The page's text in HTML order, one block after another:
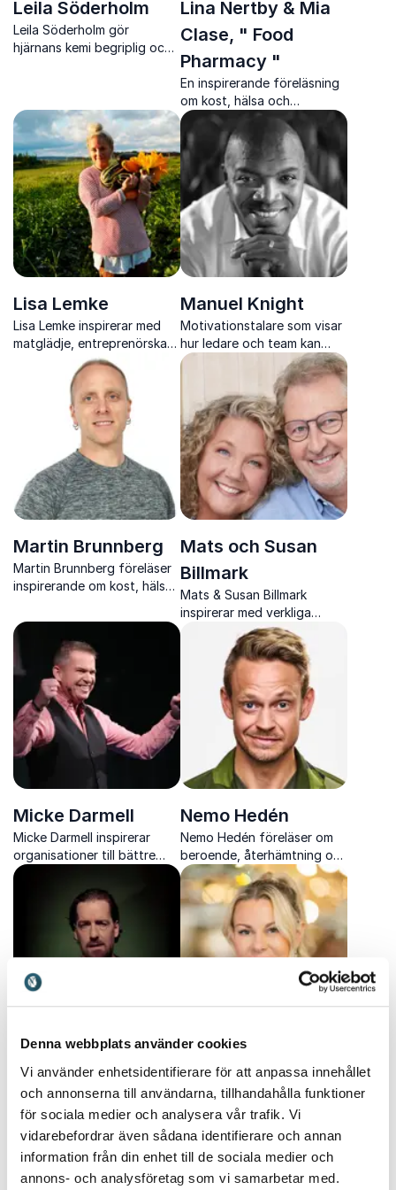
Denna webbplats använder cookies
Vi använder enhetsidentifierare för att anpassa innehållet
och annonserna till användarna, tillhandahålla funktioner
för sociala medier och analysera vår trafik. Vi
vidarebefordrar även sådana identifierare och annan
information från din enhet till de sociala medier och
annons- och analysföretag som vi samarbetar med.
Leila Söderholm
Leila Söderholm gör
hjärnans kemi begriplig och
Lina Nertby & Mia
Clase, " Food
Pharmacy "
En inspirerande föreläsning
om kost, hälsa och
forskning med Food
Pharmacy-duon Lina Nertby
och Mia Clase.
Lisa Lemke
Lisa Lemke inspirerar med
matglädje, entreprenörskap
och modet att skapa ett liv i
balans, från prästgård till
Manuel Knight
Motivationstalare som visar
hur ledare och team kan
prestera under press och
skapa en kultur där
människor når sin fulla
potential.
Martin Brunnberg
Martin Brunnberg föreläser
inspirerande om kost, hälsa
konkreta insikter som hjälper
människor att må bättre.
Mats och Susan
Billmark
Mats & Susan Billmark
inspirerar med verkliga
berättelser och konkreta
verktyg för att hantera
stress, oro och skapa ett
lugnare och mer harmoniskt
Micke Darmell
Micke Darmell inspirerar
organisationer till bättre
möten, starkare team och
högre närvaro genom
konkreta verktyg inom
möteskultur och
kommunikation.
Nemo Hedén
Nemo Hedén föreläser om
beroende, återhämtning och
mental hälsa med både
personlig erfarenhet och
vetenskaplig kunskap.
Nisse Hallberg
Nisse Hallberg bjuder på
personlig standup, skarp
humor och berättelser som
får publiken att både
skratta och känna igen sig
Pernilla Sjöholm inspirerar
med sin gripande berättelse
om bedrägeri, skam, mod
och styrkan i att resa sig
och ta tillbaka makten över